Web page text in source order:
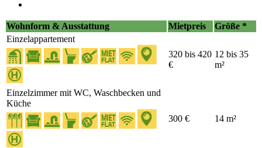
Wohnform & Ausstattung Mietpreis
Größe *
Einzelappartement
320 bis 420
€
12 bis 35
m²
Einzelzimmer mit WC, Waschbecken und
Küche
300 €
14 m²